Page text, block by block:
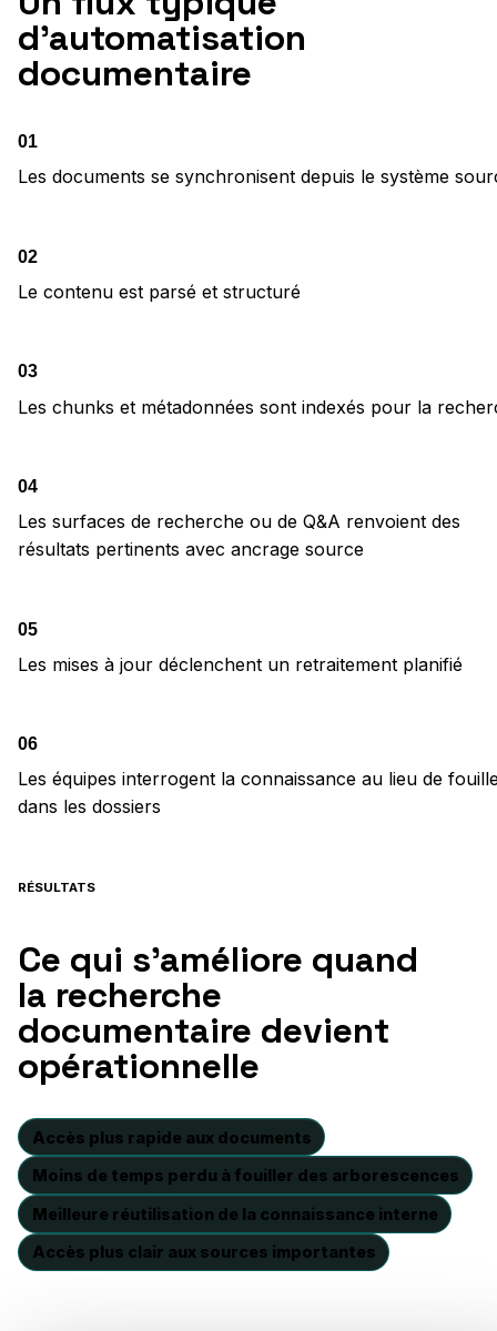
d’automatisation
documentaire
01
Les documents se synchronisent depuis le système
02
Le contenu est parsé et structuré
03
Les chunks et métadonnées sont indexés pour la
04
Les surfaces de recherche ou de Q&A renvoient des
résultats pertinents avec ancrage source
05
Les mises à jour déclenchent un retraitement planifié
06
Les équipes interrogent la connaissance au lieu de
dans les dossiers
RÉSULTATS
Ce qui s’améliore quand
la recherche
documentaire devient
opérationnelle
Accès plus rapide aux documents
Moins de temps perdu à fouiller des arborescences
Meilleure réutilisation de la connaissance interne
Accès plus clair aux sources importantes